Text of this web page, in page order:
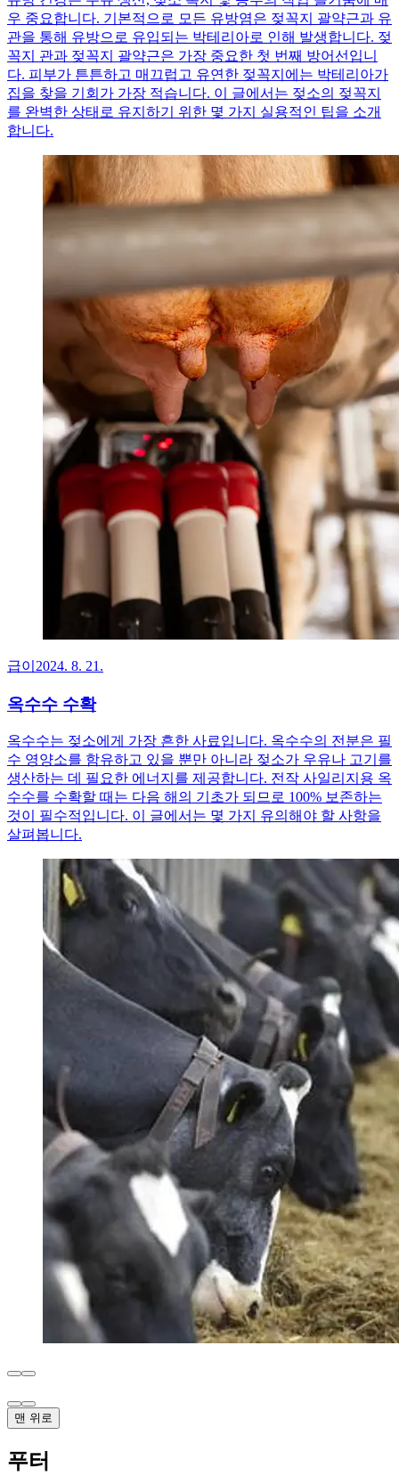
우 중요합니다. 기본적으로 모든 유방염은 젖꼭지 괄약근과 유
관을 통해 유방으로 유입되는 박테리아로 인해 발생합니다. 젖
꼭지 관과 젖꼭지 괄약근은 가장 중요한 첫 번째 방어선입니
다. 피부가 튼튼하고 매끄럽고 유연한 젖꼭지에는 박테리아가
집을 찾을 기회가 가장 적습니다. 이 글에서는 젖소의 젖꼭지
를 완벽한 상태로 유지하기 위한 몇 가지 실용적인 팁을 소개
합니다.
급이 2024. 8. 21.
옥수수 수확
옥수수는 젖소에게 가장 흔한 사료입니다. 옥수수의 전분은 필
수 영양소를 함유하고 있을 뿐만 아니라 젖소가 우유나 고기를
생산하는 데 필요한 에너지를 제공합니다. 전작 사일리지용 옥
수수를 수확할 때는 다음 해의 기초가 되므로 100% 보존하는
것이 필수적입니다. 이 글에서는 몇 가지 유의해야 할 사항을
살펴봅니다.
맨 위로
푸터